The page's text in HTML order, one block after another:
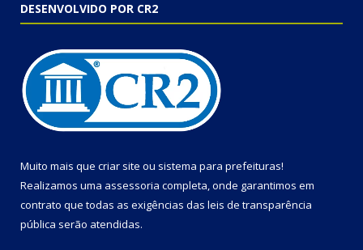
DESENVOLVIDO POR CR2
Muito mais que criar site ou sistema para prefeituras!
Realizamos uma assessoria completa, onde garantimos em
contrato que todas as exigências das leis de transparência
pública serão atendidas.